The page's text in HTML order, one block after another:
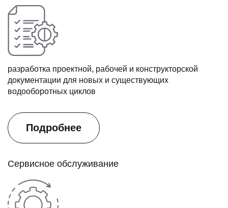
разработка проектной, рабочей и конструкторской
документации для новых и существующих
водооборотных циклов
Подробнее
Сервисное обслуживание